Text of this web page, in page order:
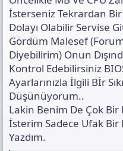
İsterseniz Tekrardan
Dolayı Olabilir Servise
Gördüm Malesef
Diyebilirim) Onun
Kontrol Edebilirsiniz
Ayarlarınızla İlgili Bİr
Düşünüyorum..
Lakin Benim De Çok Bir
İsterim Sadece Ufak
Yazdım.